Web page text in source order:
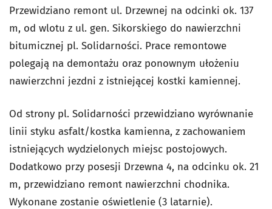
Przewidziano remont ul. Drzewnej na odcinki ok. 137
m, od wlotu z ul. gen. Sikorskiego do nawierzchni
bitumicznej pl. Solidarności. Prace remontowe
polegają na demontażu oraz ponownym ułożeniu
nawierzchni jezdni z istniejącej kostki kamiennej.
Od strony pl. Solidarności przewidziano wyrównanie
linii styku asfalt/kostka kamienna, z zachowaniem
istniejących wydzielonych miejsc postojowych.
Dodatkowo przy posesji Drzewna 4, na odcinku ok. 21
m, przewidziano remont nawierzchni chodnika.
Wykonane zostanie oświetlenie (3 latarnie).